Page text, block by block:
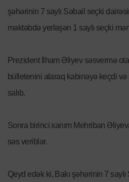
şəhərinin 7 saylı Səbail seçki
məktəbdə yerləşən 1 saylı seçki
Prezident İlham Əliyev səsvermə
bülletenini alaraq kabinəyə keçdi
salıb.
Sonra birinci xanım Mehriban
səs veriblər.
Qeyd edək ki, Bakı şəhərinin 7